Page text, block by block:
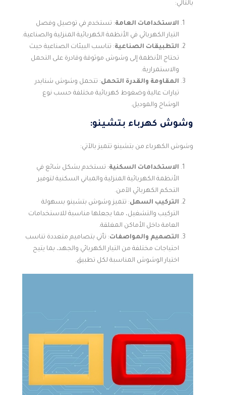
بالتالي:
الاستخدامات العامة: تستخدم في توصيل وفصل
التيار الكهربائي في الأنظمة الكهربائية المنزلية والصناعية.
التطبيقات الصناعية: تناسب البيئات الصناعية حيث
تحتاج الأنظمة إلى وشوش موثوقة وقادرة على التحمل
والاستمرارية.
المقاومة والقدرة التحمل: تتحمل وشوش شنايدر
تيارات عالية وضغوط كهربائية مختلفة حسب نوع
الوشاح والموديل.
وشوش كهرباء بتشينو:
وشوش الكهرباء من بتشينو تتميز بالآتي:
الاستخدامات السكنية: تستخدم بشكل شائع في
الأنظمة الكهربائية المنزلية والمباني السكنية لتوفير
التحكم الكهربائي الآمن.
التركيب السهل: تتميز وشوش بتشينو بسهولة
التركيب والتشغيل، مما يجعلها مناسبة للاستخدامات
العامة داخل الأماكن المغلقة.
التصميم والمواصفات: تأتي بتصاميم متعددة تناسب
احتياجات مختلفة من التيار الكهربائي والجهد، بما يتيح
اختيار الوشوش المناسبة لكل تطبيق.